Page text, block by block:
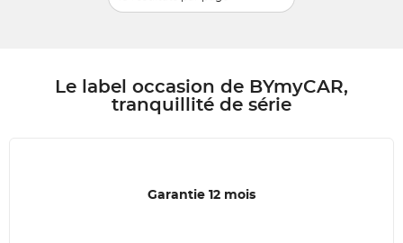
Le label occasion de BYmyCAR,
tranquillité de série
Garantie 12 mois